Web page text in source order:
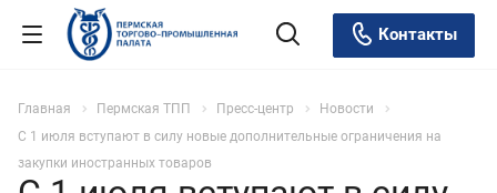
Контакты
Главная Пермская ТПП Пресс-центр
Новости
С 1 июля вступают в силу новые дополнительные ограничения на
закупки иностранных товаров